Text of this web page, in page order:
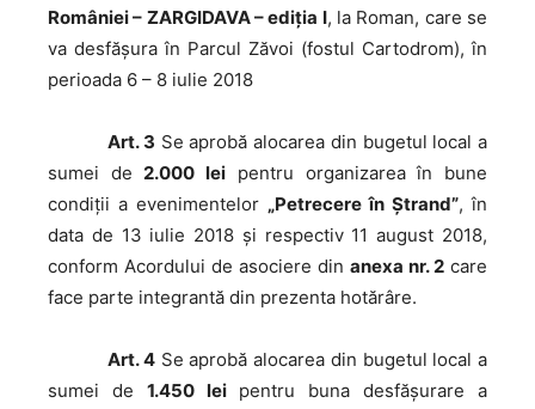
României – ZARGIDAVA – ediția I, la Roman, care se
va desfășura în Parcul Zăvoi (fostul Cartodrom), în
perioada 6 – 8 iulie 2018
Art. 3 Se aprobă alocarea din bugetul local a
sumei de2.000 lei pentru organizarea în bune
condiții a evenimentelor „Petrecere în Ștrand”, în
data de 13 iulie 2018 și respectiv 11 august 2018,
conform Acordului de asociere din anexa nr. 2 care
face parte integrantă din prezenta hotărâre.
Art. 4Se aprobă alocarea din bugetul local a
sumei de 1.450 leipentru buna desfășurare a